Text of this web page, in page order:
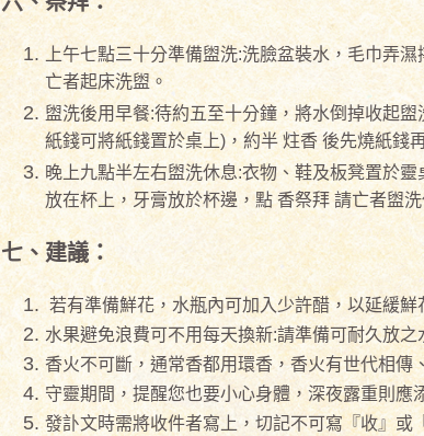
上午七點三十分準備盥洗:洗臉盆裝水，毛巾弄
亡者起床洗盥。
盥洗後用早餐:待約五至十分鐘，將水倒掉收起
紙錢可將紙錢置於桌上)，約半 炷香 後先燒紙錢
晚上九點半左右盥洗休息:衣物、鞋及板凳置於
放在杯上，牙膏放於杯邊，點 香祭拜 請亡者盥
七、建議：
若有準備鮮花，水瓶內可加入少許醋，以延緩鮮
水果避免浪費可不用每天換新:請準備可耐久放
香火不可斷，通常香都用環香，香火有世代相傳
守靈期間，提醒您也要小心身體，深夜露重則應
發訃文時需將收件者寫上，切記不可寫『收』或